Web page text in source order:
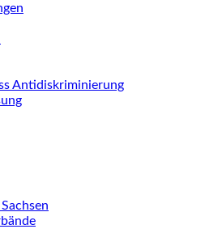
Antidiskriminierung